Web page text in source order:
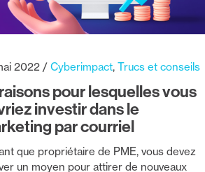
pour lesquelles vous
investir dans le
par courriel
2022 Cyberimpact Trucs et conseils
que propriétaire de PME, vous devez
un moyen pour attirer de nouveaux